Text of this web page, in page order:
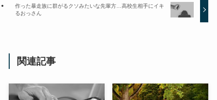
作った暴走族に群がるクソみたいな先輩方…高校生相手にイキ
るおっさん
関連記事